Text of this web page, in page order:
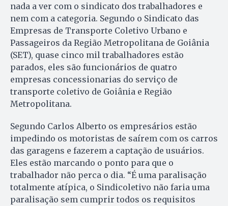
nada a ver com o sindicato dos trabalhadores e
nem com a categoria. Segundo o Sindicato das
Empresas de Transporte Coletivo Urbano e
Passageiros da Região Metropolitana de Goiânia
(SET), quase cinco mil trabalhadores estão
parados, eles são funcionários de quatro
empresas concessionarias do serviço de
transporte coletivo de Goiânia e Região
Metropolitana.
Segundo Carlos Alberto os empresários estão
impedindo os motoristas de saírem com os carros
das garagens e fazerem a captação de usuários.
Eles estão marcando o ponto para que o
trabalhador não perca o dia. “É uma paralisação
totalmente atípica, o Sindicoletivo não faria uma
paralisação sem cumprir todos os requisitos